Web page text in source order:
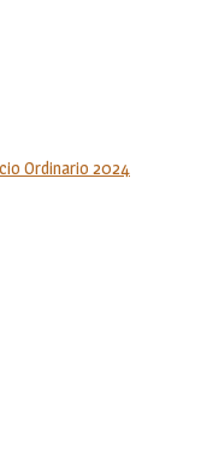
Ordinario 2024